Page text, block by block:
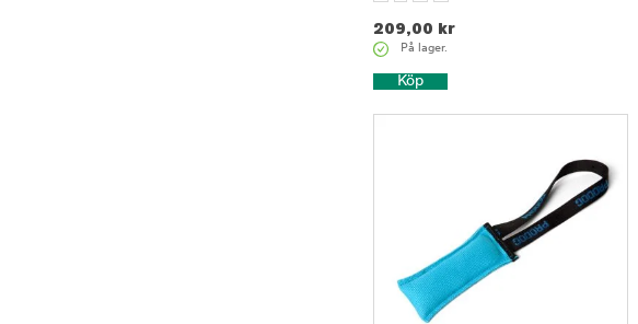
209,00 kr
På lager.
Köp